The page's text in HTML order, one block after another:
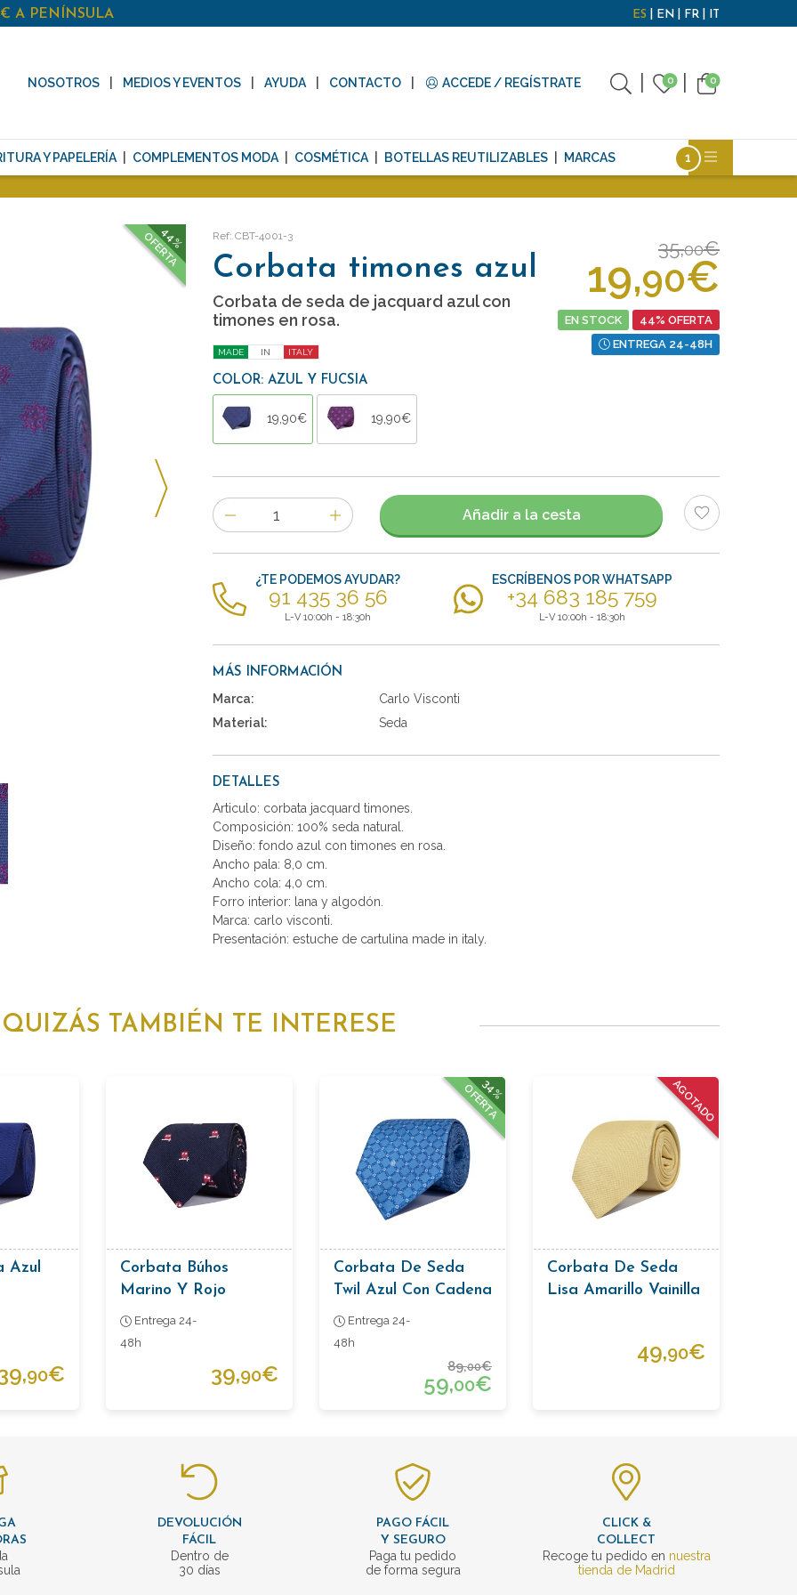
A PENÍNSULA ES EN FR IT
NOSOTROS MEDIOS Y EVENTOS AYUDA CONTACTO ACCEDE / REGÍSTRATE 0 0
Y PAPELERÍA COMPLEMENTOS MODA COSMÉTICA BOTELLAS REUTILIZABLES MARCAS
44%
OFERTA Ref: CBT-4001-3
Corbata timones azul
Corbata de seda de jacquard azul con
timones en rosa.
MADE IN ITALY
35,00€
19,90€
EN STOCK
44% OFERTA
ENTREGA 24-48H
COLOR: AZUL Y FUCSIA
19,90€ 19,90€
Número
de
artículos
Añadir a la cesta
¿TE PODEMOS AYUDAR?
91 435 36 56
L-V 10:00h - 18:30h
ESCRÍBENOS POR WHATSAPP
+34 683 185 759
L-V 10:00h - 18:30h
MÁS INFORMACIÓN
Marca:
Carlo Visconti
Material:
Seda
DETALLES
Articulo: corbata jacquard timones.
Composición: 100% seda natural.
Diseño: fondo azul con timones en rosa.
Ancho pala: 8,0 cm.
Ancho cola: 4,0 cm.
Forro interior: lana y algodón.
Marca: carlo visconti.
Presentación: estuche de cartulina made in italy.
QUIZÁS TAMBIÉN TE INTERESE
Azul
90€
Corbata Búhos
Marino Y Rojo
Entrega 24-
48h
39,90€
34%
OFERTA
Corbata De Seda
Twil Azul Con Cadena
Entrega 24-
48h
89,00€
59,00€
AGOTADO
Corbata De Seda
Lisa Amarillo Vainilla
49,90€
DEVOLUCIÓN
FÁCIL
Dentro de
30 días
PAGO FÁCIL
Y SEGURO
Paga tu pedido
de forma segura
CLICK &
COLLECT
Recoge tu pedido en nuestra
tienda de Madrid